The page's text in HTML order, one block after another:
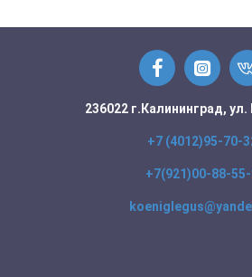
236022 г.Калининград, ул.
+7 (4012)95-70-
+7(921)00-88-